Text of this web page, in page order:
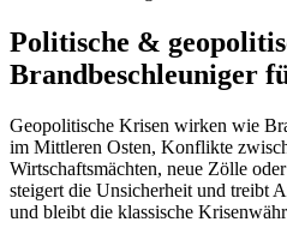
Politische &
Brandbeschleuniger
Geopolitische Krisen wirken wie
im Mittleren Osten, Konflikte
Wirtschaftsmächten, neue Zölle
steigert die Unsicherheit und treibt
und bleibt die klassische